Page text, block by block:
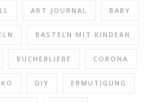
ART JOURNAL BABY
BASTELN MIT KINDERN
BÜCHERLIEBE CORONA
DIY ERMUTIGUNG